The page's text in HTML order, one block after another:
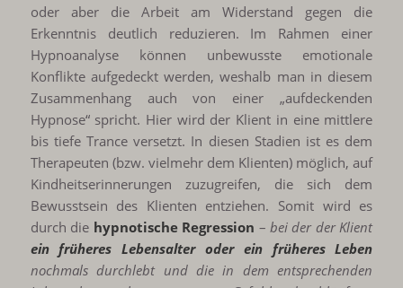
oder aber die Arbeit am Widerstand gegen die
Erkenntnis deutlich reduzieren. Im Rahmen einer
Hypnoanalyse können unbewusste emotionale
Konflikte aufgedeckt werden, weshalb man in diesem
Zusammenhang auch von einer „aufdeckenden
Hypnose“ spricht. Hier wird der Klient in eine mittlere
bis tiefe Trance versetzt. In diesen Stadien ist es dem
Therapeuten (bzw. vielmehr dem Klienten) möglich, auf
Kindheitserinnerungen zuzugreifen, die sich dem
Bewusstsein des Klienten entziehen. Somit wird es
durch die hypnotische Regression – bei der der Klient
ein früheres Lebensalter oder ein früheres Leben
nochmals durchlebt und die in dem entsprechenden